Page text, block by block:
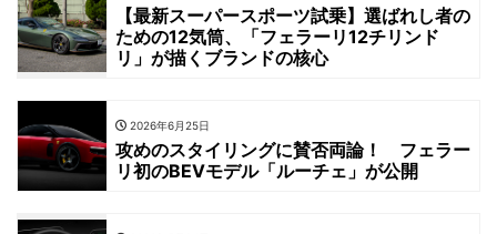
【最新スーパースポーツ試乗】選ばれし者の
ための12気筒、「フェラーリ12チリンド
リ」が描くブランドの核心
2026年6月25日
攻めのスタイリングに賛否両論！ フェラー
リ初のBEVモデル「ルーチェ」が公開